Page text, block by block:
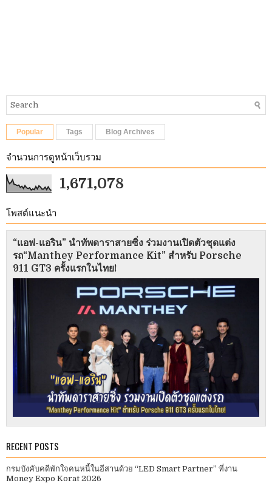
Popular Tags Blog Archives
จำนวนการดูหน้าเว็บรวม
1,671,078
โพสต์แนะนำ
“แอฟ-แอริน” นำทัพดาราสายซิ่ง ร่วมงานเปิดตัวชุดแต่ง
รถ“Manthey Performance Kit” สำหรับ Porsche
911 GT3 ครั้งแรกในไทย!
RECENT POSTS
กรมบังคับคดีพักใจคนหนี้ในอีสานด้วย “LED Smart Partner” ที่งาน
Money Expo Korat 2026